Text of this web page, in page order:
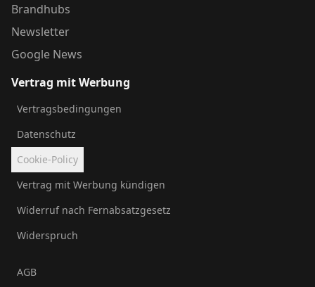
Brandhubs
Newsletter
Google News
Vertrag mit Werbung
Vertragsbedingungen
Datenschutz
Cookie-Policy
Vertrag mit Werbung kündigen
Widerruf nach Fernabsatzgesetz
Widerspruch
AGB